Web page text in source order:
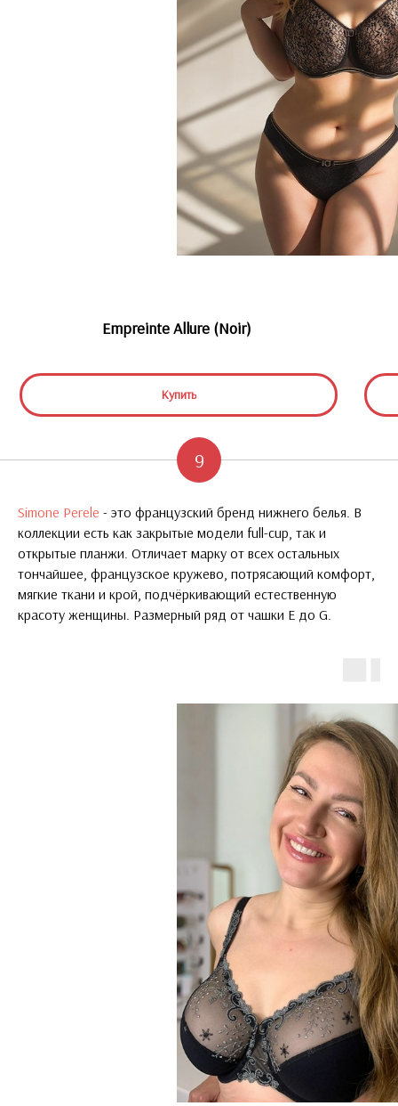
Empreinte Allure (Noir)
Купить
9
Simone Perele - это французский бренд нижнего белья. В
коллекции есть как закрытые модели full-cup, так и
открытые планжи. Отличает марку от всех остальных
тончайшее, французское кружево, потрясающий комфорт,
мягкие ткани и крой, подчёркивающий естественную
красоту женщины. Размерный ряд от чашки E до G.